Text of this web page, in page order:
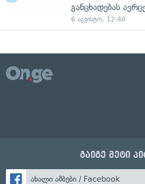
განცხადებას
6 აგვისტო, 12:40
გაიგე მეტი
ახალი ამბები / Facebook